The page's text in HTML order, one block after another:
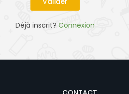
Déjà inscrit? Connexion